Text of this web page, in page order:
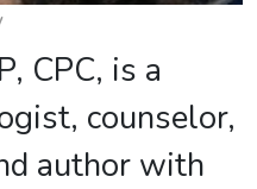
CPC, is a
counselor,
author with